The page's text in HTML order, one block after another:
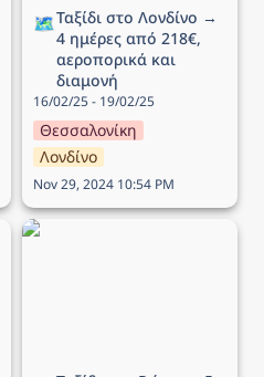
🗺️Ταξίδι στο Λονδίνο →
4 ημέρες από 218€,
αεροπορικά και
διαμονή
16/02/25 - 19/02/25
Θεσσαλονίκη
Λονδίνο
Nov 29, 2024 10:54 PM
Ταξίδι στη Ρώμη → 5